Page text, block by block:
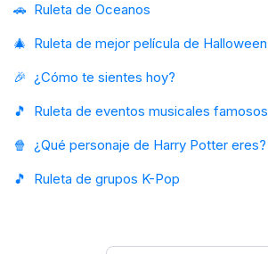
🚗 Ruleta de Oceanos
🎄 Ruleta de mejor película de Halloween
🎉 ¿Cómo te sientes hoy?
🎵
Ruleta de eventos musicales famosos
🍿 ¿Qué personaje de Harry Potter eres?
🎵
Ruleta de grupos K-Pop